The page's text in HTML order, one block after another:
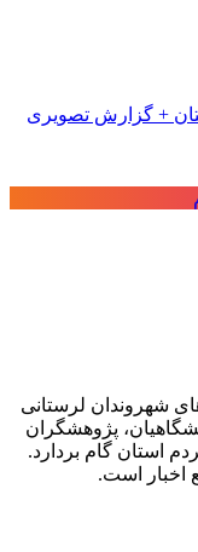
شهروندان لرستانی
پژوهشگران
استان گام بردارد.
اخبار است.